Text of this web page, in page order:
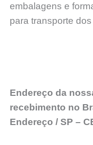
embalagens e
para transporte
Endereço da
recebimento no
Endereço / SP –